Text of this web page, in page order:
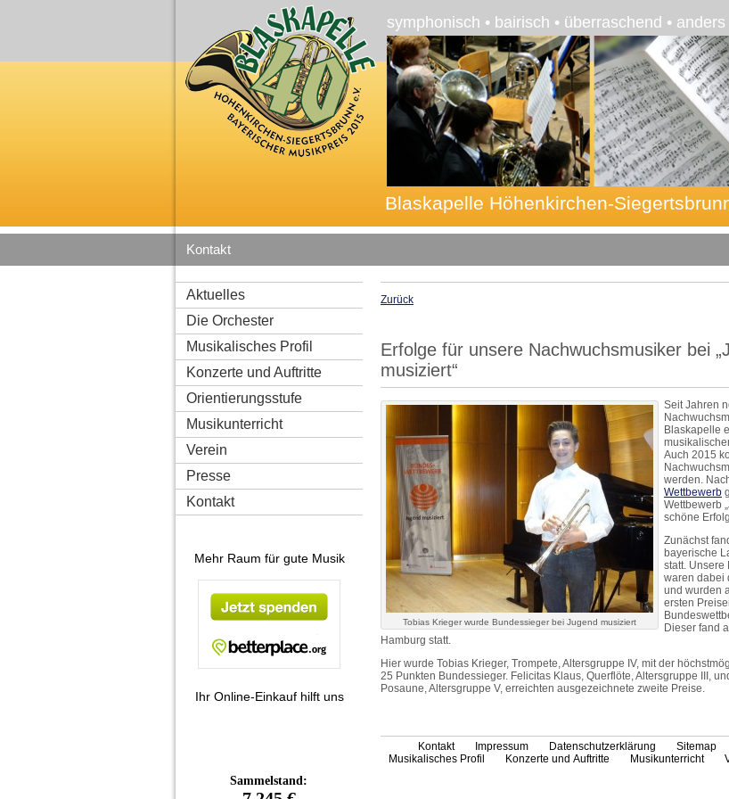
symphonisch • bairisch • überraschend • anders
Blaskapelle Höhenkirchen-
Kontakt
Aktuelles
Die Orchester
Musikalisches Profil
Konzerte und Auftritte
Orientierungsstufe
Musikunterricht
Verein
Presse
Kontakt
Mehr Raum für gute Musik
Ihr Online-Einkauf hilft uns
Zurück
Erfolge für unsere Nachwuchsmusiker bei
musiziert“
Tobias Krieger wurde Bundessieger bei Jugend musiziert
Seit Jahren
Blaskapelle
Auch 2015
werden.
Wettbewerb
Wettbewerb
schöne
Zunächst
bayerische
statt. Unsere
waren dabei
und wurden
ersten
Dieser fand
Hamburg statt.
Hier wurde Tobias Krieger, Trompete, Altersgruppe IV, mit der
25 Punkten Bundessieger. Felicitas Klaus, Querflöte, Altersgruppe III,
Posaune, Altersgruppe V, erreichten ausgezeichnete zweite Preise.
Kontakt Impressum Datenschutzerklärung Sitemap
Musikalisches Profil
Konzerte und Auftritte Musikunterricht